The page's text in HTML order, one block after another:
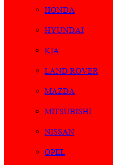
HONDA
HYUNDAI
KIA
LAND ROVER
MAZDA
MITSUBISHI
NISSAN
OPEL